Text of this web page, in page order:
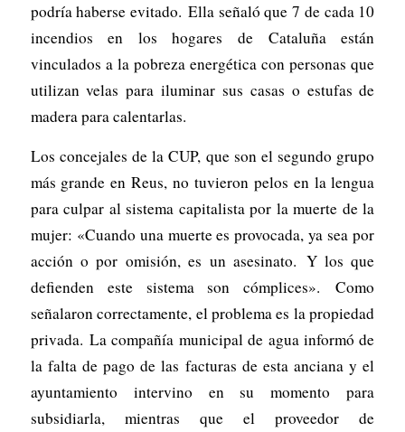
podría haberse evitado. Ella señaló que 7 de cada 10
incendios en los hogares de Cataluña están
vinculados a la pobreza energética con personas que
utilizan velas para iluminar sus casas o estufas de
madera para calentarlas.
Los concejales de la CUP, que son el segundo grupo
más grande en Reus, no tuvieron pelos en la lengua
para culpar al sistema capitalista por la muerte de la
mujer: «Cuando una muerte es provocada, ya sea por
acción o por omisión, es un asesinato. Y los que
defienden este sistema son cómplices». Como
señalaron correctamente, el problema es la propiedad
privada. La compañía municipal de agua informó de
la falta de pago de las facturas de esta anciana y el
ayuntamiento intervino en su momento para
subsidiarla, mientras que el proveedor de